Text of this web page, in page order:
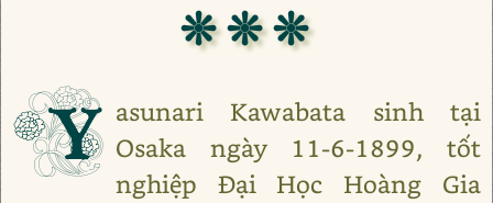
❊ ❊ ❊
Y asunari Kawabata sinh tại
Osaka ngày 11-6-1899, tốt
nghiệp Đại Học Hoàng Gia